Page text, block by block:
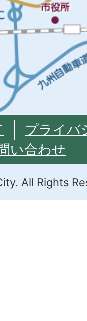
プライバ
い合わせ
All Rights